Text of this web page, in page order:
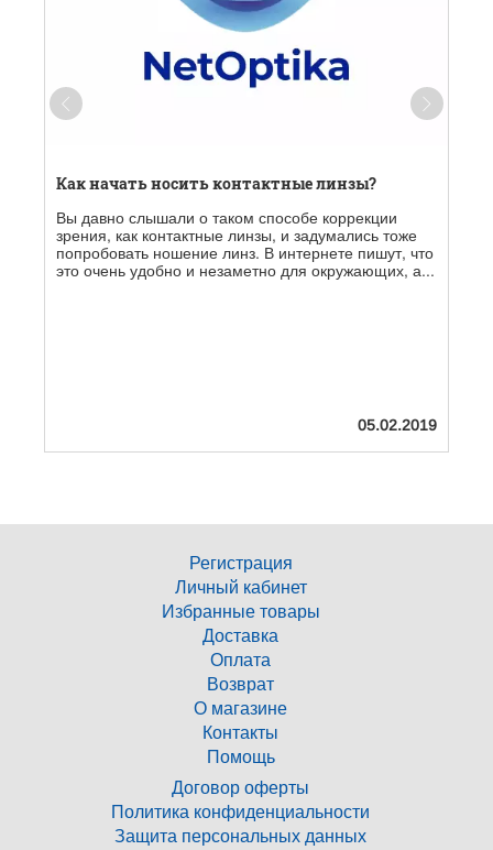
Как начать носить контактные линзы?
Вы давно слышали о таком способе коррекции
зрения, как контактные линзы, и задумались тоже
попробовать ношение линз. В интернете пишут, что
это очень удобно и незаметно для окружающих, а...
05.02.2019
Регистрация
Личный кабинет
Избранные товары
Доставка
Оплата
Возврат
О магазине
Контакты
Помощь
Договор оферты
Политика конфиденциальности
Защита персональных данных